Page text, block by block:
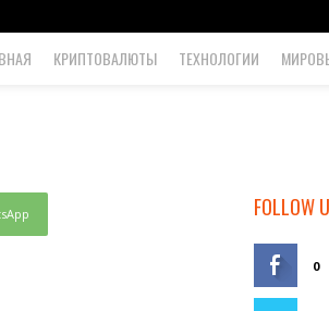
КРИПТОВАЛЮТЫ ТЕХНОЛОГИИ
FOLLOW
0